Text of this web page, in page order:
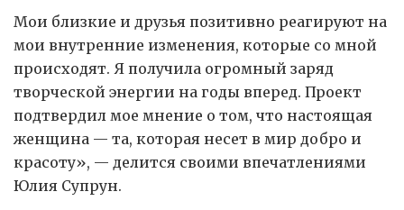
Мои близкие и друзья позитивно реагируют на
мои внутренние изменения, которые со мной
происходят. Я получила огромный заряд
творческой энергии на годы вперед. Проект
подтвердил мое мнение о том, что настоящая
женщина — та, которая несет в мир добро и
красоту», — делится своими впечатлениями
Юлия Супрун.